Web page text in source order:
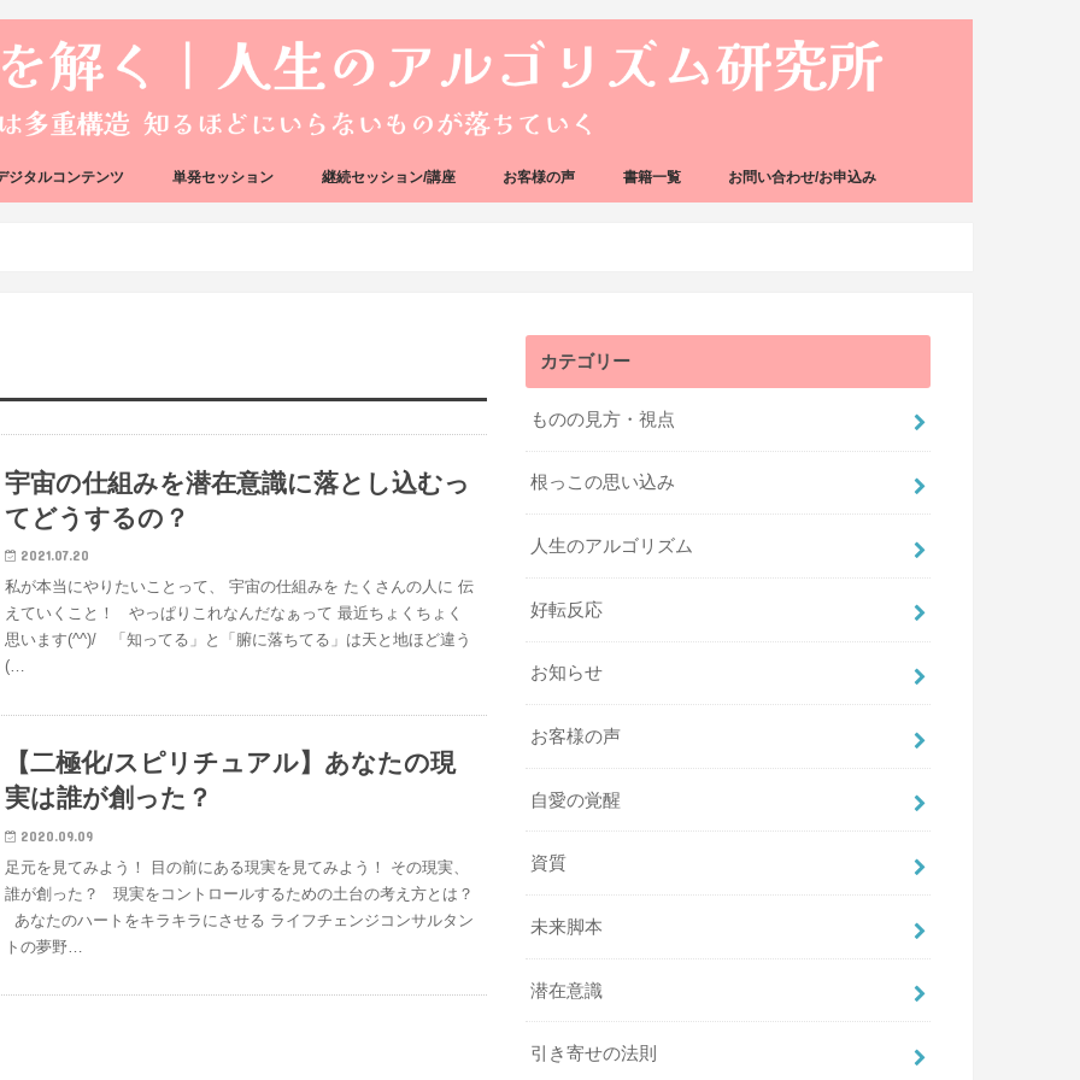
ジタルコンテンツ 単発セッション 継続セッション/講座 お客様の声 書籍一覧 お問い合わせ/お申込み
宇宙の仕組みを潜在意識に落とし込むっ
てどうするの？
2021.07.20
私が本当にやりたいことって、 宇宙の仕組みを たくさんの人に 伝
えていくこと！ やっぱりこれなんだなぁって 最近ちょくちょく
思います(^^)/ 「知ってる」と「腑に落ちてる」は天と地ほど違う
(…
【二極化/スピリチュアル】あなたの現
実は誰が創った？
2020.09.09
足元を見てみよう！ 目の前にある現実を見てみよう！ その現実、
誰が創った？ 現実をコントロールするための土台の考え方とは？
あなたのハートをキラキラにさせる ライフチェンジコンサルタン
トの夢野…
カテゴリー
ものの見方・視点
根っこの思い込み
人生のアルゴリズム
好転反応
お知らせ
お客様の声
自愛の覚醒
資質
未来脚本
潜在意識
引き寄せの法則